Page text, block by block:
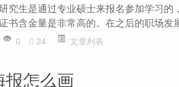
究生是通过专业硕士来报名参加学习
书含金量是非常高的。在之后的职场发
0 24 文章列表
怎么画